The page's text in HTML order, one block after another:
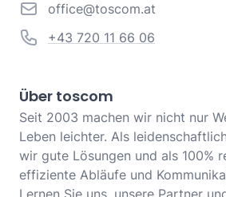
office@toscom.at
+43 720 11 66 06
Über toscom
Seit 2003 machen wir nicht nur
Leben leichter. Als
wir gute Lösungen und als 100%
effiziente Abläufe und